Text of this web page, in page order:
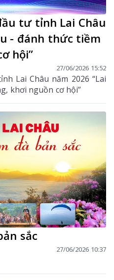
tư tỉnh Lai Châu
- đánh thức tiềm
hội”
27/06/2026 15:52
Lai Châu năm 2026 “Lai
khơi nguồn cơ hội”
sắc
27/06/2026 10:37